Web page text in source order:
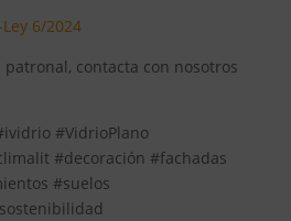
6/2024
contacta con nosotros
#VidrioPlano
#decoración #fachadas
#suelos